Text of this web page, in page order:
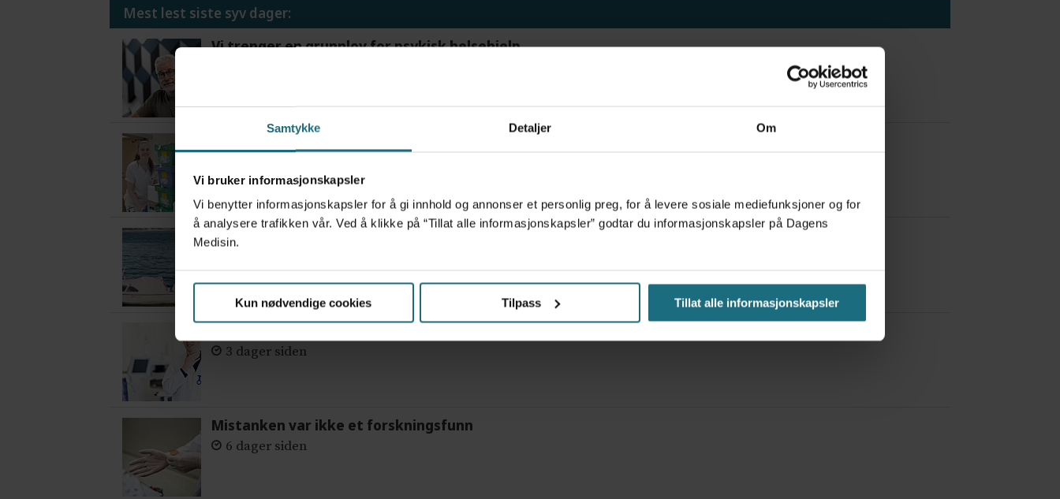
Samtykke Detaljer Om
Vi bruker informasjonskapsler
Vi benytter informasjonskapsler for å gi innhold og annonser et personlig preg, for å levere sosiale mediefunksjoner og for
å analysere trafikken vår. Ved å klikke på “Tillat alle informasjonskapsler” godtar du informasjonskapsler på Dagens
Medisin.
Kun nødvendige cookies Tilpass Tillat alle informasjonskapsler
Mest lest siste syv dager:
Vi trenger en grunnlov for psykisk helsehjelp
Flytter oppgaver og frigjør tid for helsepersonell: – Det er helt magisk å være forvakt nå
Var alene på vakt i tre måneder – i en 16-fots motorbåt
3 dager siden
Mistanken var ikke et forskningsfunn
6 dager siden